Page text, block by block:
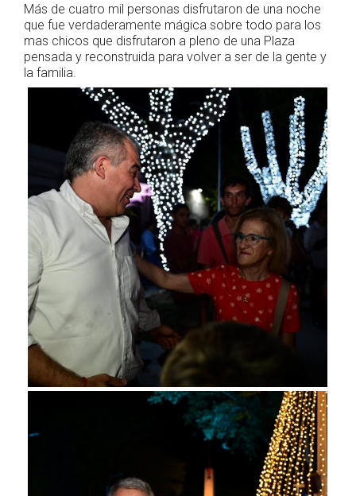
Más de cuatro mil personas disfrutaron de una noche
que fue verdaderamente mágica sobre todo para los
mas chicos que disfrutaron a pleno de una Plaza
pensada y reconstruida para volver a ser de la gente y
la familia.